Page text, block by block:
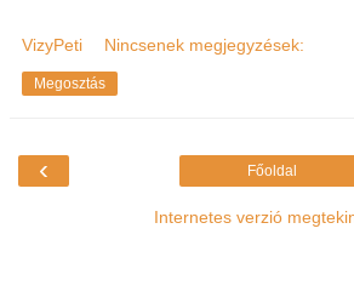
VizyPeti Nincsenek megjegyzések:
Megosztás
‹ Főoldal
Internetes verzió